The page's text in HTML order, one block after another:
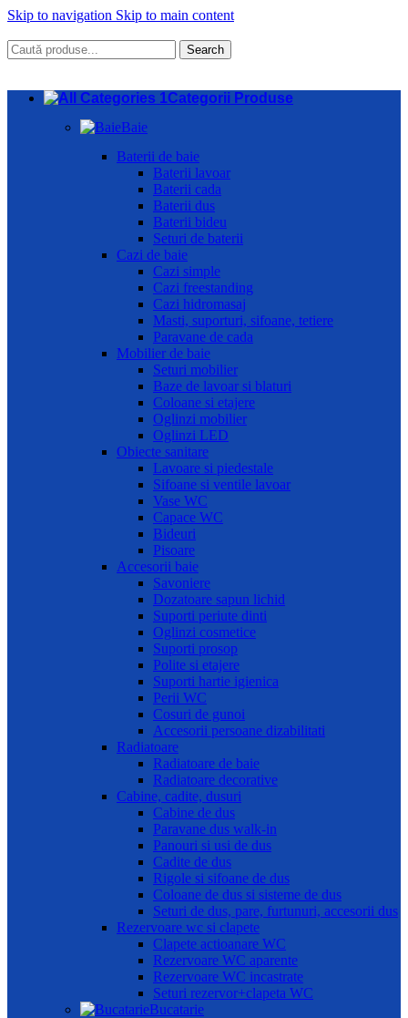
Skip to navigation Skip to main content
Search
Categorii Produse
Baie
Baterii de baie
Baterii lavoar
Baterii cada
Baterii dus
Baterii bideu
Seturi de baterii
Cazi de baie
Cazi simple
Cazi freestanding
Cazi hidromasaj
Masti, suporturi, sifoane, tetiere
Paravane de cada
Mobilier de baie
Seturi mobilier
Baze de lavoar si blaturi
Coloane si etajere
Oglinzi mobilier
Oglinzi LED
Obiecte sanitare
Lavoare si piedestale
Sifoane si ventile lavoar
Vase WC
Capace WC
Bideuri
Pisoare
Accesorii baie
Savoniere
Dozatoare sapun lichid
Suporti periute dinti
Oglinzi cosmetice
Suporti prosop
Polite si etajere
Suporti hartie igienica
Perii WC
Cosuri de gunoi
Accesorii persoane dizabilitati
Radiatoare
Radiatoare de baie
Radiatoare decorative
Cabine, cadite, dusuri
Cabine de dus
Paravane dus walk-in
Panouri si usi de dus
Cadite de dus
Rigole si sifoane de dus
Coloane de dus si sisteme de dus
Seturi de dus, pare, furtunuri, accesorii dus
Rezervoare wc si clapete
Clapete actioanare WC
Rezervoare WC aparente
Rezervoare WC incastrate
Seturi rezervor+clapeta WC
Bucatarie